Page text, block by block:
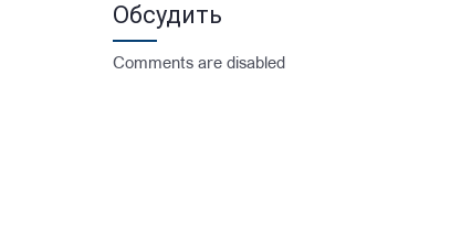
Обсудить
Comments are disabled